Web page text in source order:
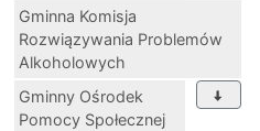
Gminna Komisja
Rozwiązywania Problemów
Alkoholowych
Gminny Ośrodek
Pomocy Społecznej